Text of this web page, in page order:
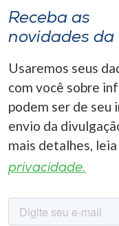
Receba as
novidades da
Usaremos seus
com você sobre
podem ser de seu
envio da
mais detalhes, leia
privacidade.